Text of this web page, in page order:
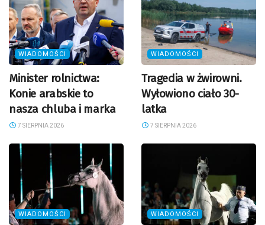
WIADOMOŚCI
Minister rolnictwa:
Konie arabskie to
nasza chluba i marka
7 SIERPNIA 2026
WIADOMOŚCI
Tragedia w żwirowni.
Wyłowiono ciało 30-
latka
7 SIERPNIA 2026
WIADOMOŚCI WIADOMOŚCI